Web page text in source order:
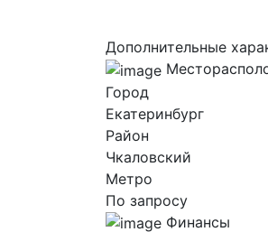
Дополнительные
Город
Екатеринбург
Район
Чкаловский
Метро
По запросу
Финансы